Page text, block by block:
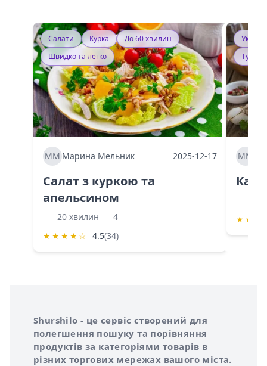
Салати Курка
До 60 хвилин
Швидко та легко
ММ Марина Мельник 2025-12-17
Салат з куркою та
апельсином
20 хвилин
4
★ ★ ★ ★ ☆ 4.5(34)
ММ
★ ★
Про сервіс Shurshilo
Shurshilo - це сервіс створений для
полегшення пошуку та порівняння
продуктів за категоріями товарів в
різних торгових мережах вашого міста.